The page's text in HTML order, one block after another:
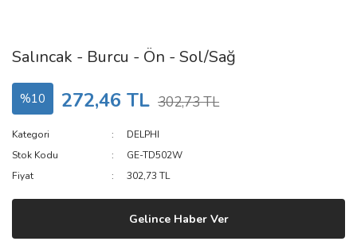
Salıncak - Burcu - Ön - Sol/Sağ
%10 272,46 TL 302,73 TL
Kategori
DELPHI
Stok Kodu
GE-TD502W
Fiyat
302,73 TL
Gelince Haber Ver